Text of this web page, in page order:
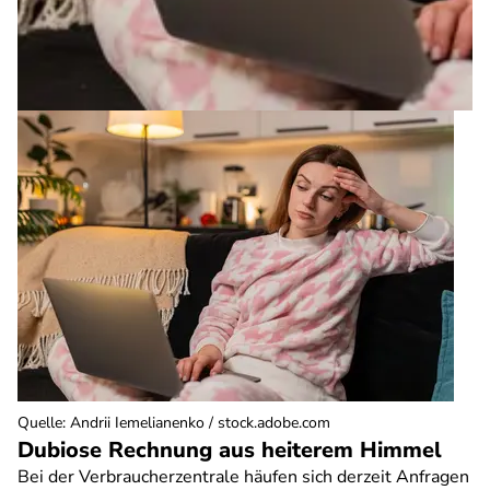
Dubiose Rechnung aus heiterem Himmel
Bei der Verbraucherzentrale häufen sich derzeit Anfragen
Quelle: Andrii Iemelianenko / stock.adobe.com